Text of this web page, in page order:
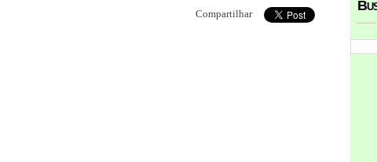
Compartilhar